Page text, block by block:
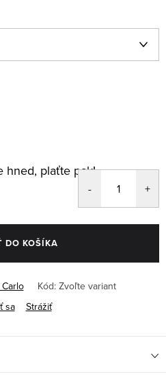
hned, plaťte pak!
DO KOŠÍKA
Kód: Zvoľte variant
sa
Strážiť